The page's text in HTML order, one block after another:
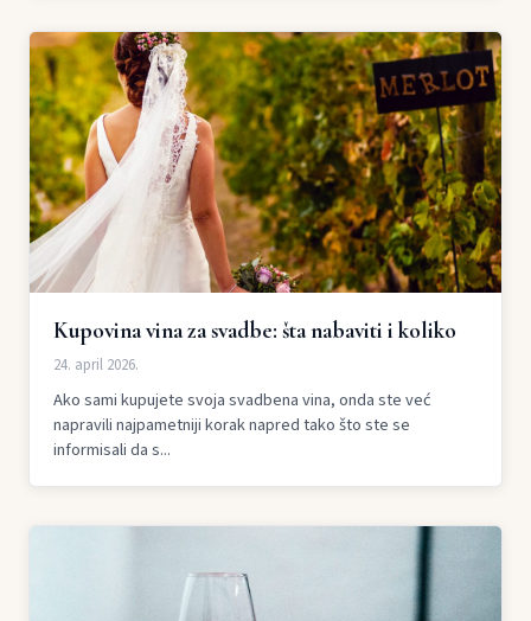
Kupovina vina za svadbe: šta nabaviti i koliko
24. april 2026.
Ako sami kupujete svoja svadbena vina, onda ste već
napravili najpametniji korak napred tako što ste se
informisali da s...